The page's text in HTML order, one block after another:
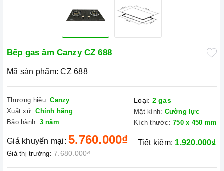
Bếp gas âm Canzy CZ 688
Mã sản phẩm: CZ 688
Thương hiệu: Canzy
Xuất xứ: Chính hãng
Bảo hành: 3 năm
Loại: 2 gas
Mặt kính: Cường lực
Kích thước: 750 x 450 mm
Giá khuyến mại: 5.760.000₫
Giá thị trường: 7.680.000₫
Tiết kiệm: 1.920.000₫